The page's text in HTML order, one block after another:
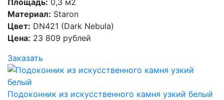
Площадь: 0,3 м2
Материал: Staron
Цвет: DN421 (Dark Nebula)
Цена: 23 809 рублей
Заказать
Подоконник из искусственного камня узкий белый